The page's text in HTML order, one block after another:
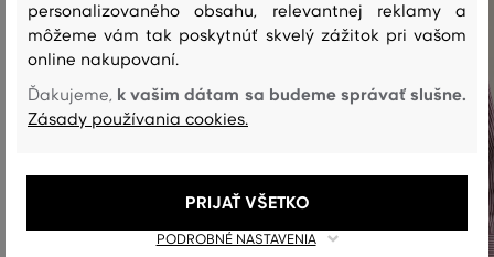
personalizovaného obsahu, relevantnej reklamy a
môžeme vám tak poskytnúť skvelý zážitok pri vašom
online nakupovaní.
Ďakujeme, k vašim dátam sa budeme správať slušne.
Zásady používania cookies.
PODROBNÉ NASTAVENIA
PRIJAŤ VŠETKO